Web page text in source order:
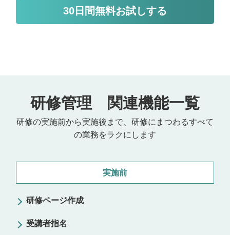
30日間無料お試しする
研修管理 関連機能一覧
研修の実施前から実施後まで、研修にまつわるすべて
の業務をラクにします
実施前
研修ページ作成
受講者指名